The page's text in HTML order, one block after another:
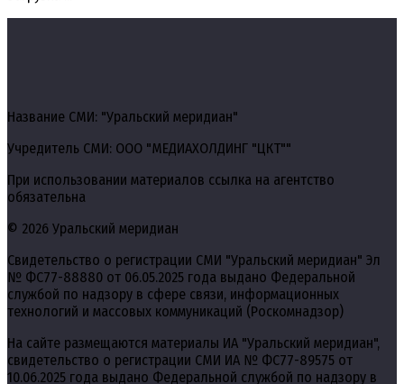
Название СМИ: "Уральский меридиан"
Учредитель СМИ: ООО "МЕДИАХОЛДИНГ "ЦКТ""
При использовании материалов ссылка на агентство
обязательна
© 2026 Уральский меридиан
Свидетельство о регистрации СМИ "Уральский меридиан" Эл
№ ФС77-88880 от 06.05.2025 года выдано Федеральной
службой по надзору в сфере связи, информационных
технологий и массовых коммуникаций (Роскомнадзор)
На сайте размещаются материалы ИА "Уральский меридиан",
свидетельство о регистрации СМИ ИА № ФС77-89575 от
10.06.2025 года выдано Федеральной службой по надзору в